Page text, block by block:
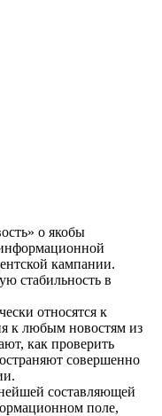
о якобы
кампании.
стабильность в
относятся к
к любым новостям из
как проверить
совершенно
составляющей
поле,